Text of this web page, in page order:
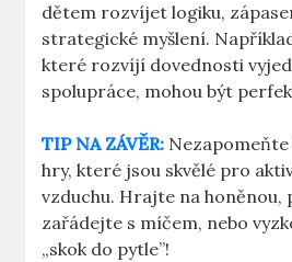
dětem rozvíjet logiku,
strategické myšlení.
které rozvíjí dovednosti
⁣spolupráce, ‌mohou být
TIP ‍NA‌ ZÁVĚR:
hry, které jsou skvělé pro
vzduchu. Hrajte⁤ na honěnou,
zařádejte s míčem, ​nebo
„skok do pytle”!